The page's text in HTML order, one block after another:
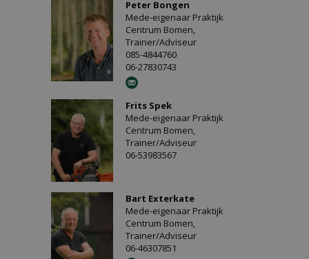
Peter Bongen
Mede-eigenaar Praktijk
Centrum Bomen,
Trainer/Adviseur
085-4844760
06-27830743
Frits Spek
Mede-eigenaar Praktijk
Centrum Bomen,
Trainer/Adviseur
06-53983567
Bart Exterkate
Mede-eigenaar Praktijk
Centrum Bomen,
Trainer/Adviseur
06-46307851